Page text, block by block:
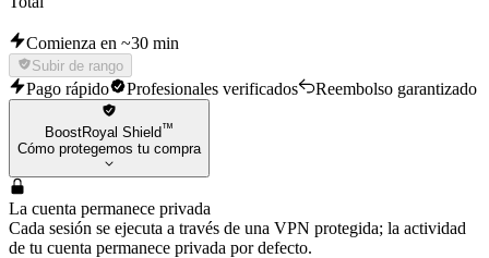
Comienza en ~30 min
Subir de rango
Pago rápido Profesionales verificados Reembolso garantizado
BoostRoyal Shield™
Cómo protegemos tu compra
La cuenta permanece privada
Cada sesión se ejecuta a través de una VPN protegida; la actividad
de tu cuenta permanece privada por defecto.